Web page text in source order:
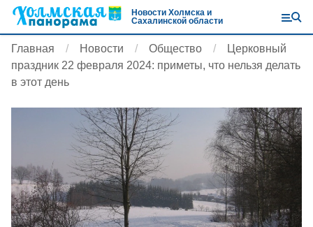
Новости Холмска и
Сахалинской области
Главная Новости Общество
Церковный
праздник 22 февраля 2024: приметы, что нельзя делать
в этот день